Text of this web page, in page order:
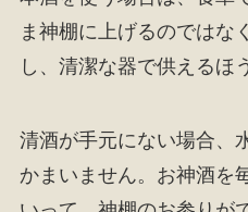
ま神棚に上げるのではな
し、清潔な器で供えるほ
清酒が手元にない場合、
かまいません。お神酒を